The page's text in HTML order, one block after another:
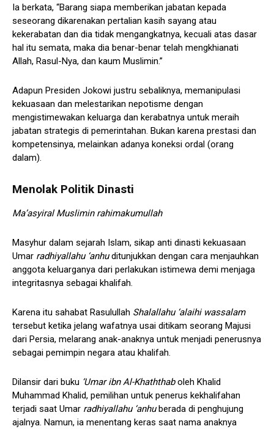
Ia berkata, “Barang siapa memberikan jabatan kepada
seseorang dikarenakan pertalian kasih sayang atau
kekerabatan dan dia tidak mengangkatnya, kecuali atas dasar
hal itu semata, maka dia benar-benar telah mengkhianati
Allah, Rasul-Nya, dan kaum Muslimin.”
Adapun Presiden Jokowi justru sebaliknya, memanipulasi
kekuasaan dan melestarikan nepotisme dengan
mengistimewakan keluarga dan kerabatnya untuk meraih
jabatan strategis di pemerintahan. Bukan karena prestasi dan
kompetensinya, melainkan adanya koneksi ordal (orang
dalam).
Menolak Politik Dinasti
Ma’asyiral Muslimin rahimakumullah
Masyhur dalam sejarah Islam, sikap anti dinasti kekuasaan
Umar radhiyallahu ‘anhuditunjukkan dengan cara menjauhkan
anggota keluarganya dari perlakukan istimewa demi menjaga
integritasnya sebagai khalifah.
Karena itu sahabat Rasulullah Shalallahu ‘alaihi wassalam
tersebut ketika jelang wafatnya usai ditikam seorang Majusi
dari Persia, melarang anak-anaknya untuk menjadi penerusnya
sebagai pemimpin negara atau khalifah.
Dilansir dari buku ‘Umar ibn Al-Khaththaboleh Khalid
Muhammad Khalid, pemilihan untuk penerus kekhalifahan
terjadi saat Umar radhiyallahu ‘anhuberada di penghujung
ajalnya. Namun, ia menentang keras saat nama anaknya